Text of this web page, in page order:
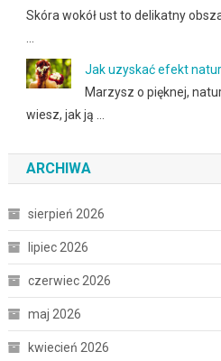
Skóra wokół ust to delikatny
Jak uzyskać efekt
Marzysz o pięknej,
wiesz, jak ją …
ARCHIWA
sierpień 2026
lipiec 2026
czerwiec 2026
maj 2026
kwiecień 2026